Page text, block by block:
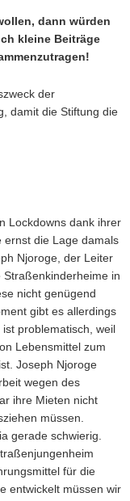
dann würden
kleine Beiträge
der
damit die Stiftung die
Lockdowns dank ihrer
ernst die Lage damals
Njoroge, der Leiter
in
nicht genügend
gibt es allerdings
problematisch, weil
Lebensmittel zum
Joseph Njoroge
wegen des
ihre Mieten nicht
müssen.
gerade schwierig.
für die
entwickelt müssen wir